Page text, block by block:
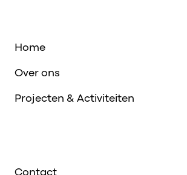
Home
Over ons
Projecten & Activiteiten
Contact